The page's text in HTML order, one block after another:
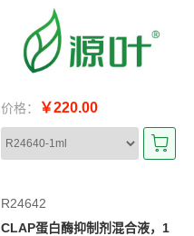
价格： ￥220.00
R24642
CLAP蛋白酶抑制剂混合液，1